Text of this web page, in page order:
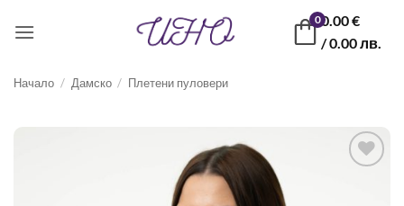
00.00€
/ 0.00 лв.
Начало / Дамско / Плетени пуловери
Запази